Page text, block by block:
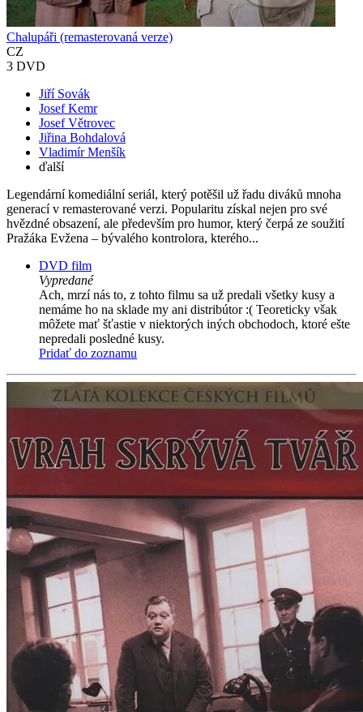
Chalupáři (remasterovaná verze)
CZ
3 DVD
Jiří Sovák
Josef Kemr
Josef Větrovec
Jiřina Bohdalová
Vladimír Menšík
ďalší
Legendární komediální seriál, který potěšil už řadu diváků mnoha
generací v remasterované verzi. Popularitu získal nejen pro své
hvězdné obsazení, ale především pro humor, který čerpá ze soužití
Pražáka Evžena – bývalého kontrolora, kterého...
DVD film
Vypredané
Ach, mrzí nás to, z tohto filmu sa už predali všetky kusy a
nemáme ho na sklade my ani distribútor :( Teoreticky však
môžete mať šťastie v niektorých iných obchodoch, ktoré ešte
nepredali posledné kusy.
Pridať do zoznamu